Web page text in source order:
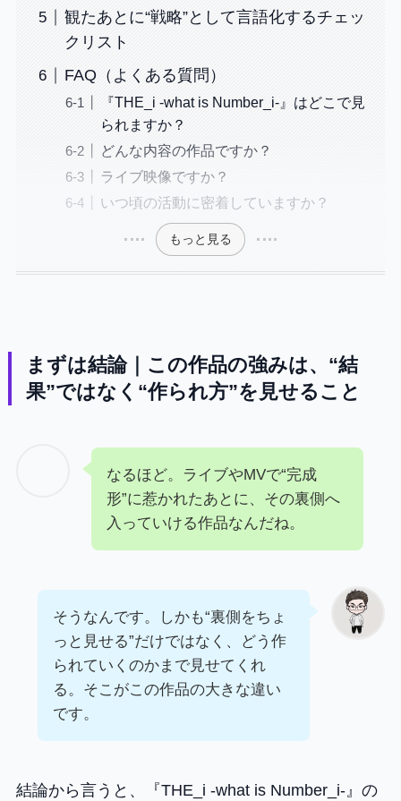
観たあとに“戦略”として言語化するチェッ
クリスト
FAQ（よくある質問）
『THE_i -what is Number_i-』はどこで見
られますか？
どんな内容の作品ですか？
ライブ映像ですか？
いつ頃の活動に密着していますか？
もっと見る
まずは結論｜この作品の強みは、“結
果”ではなく“作られ方”を見せること
なるほど。ライブやMVで“完成
形”に惹かれたあとに、その裏側へ
入っていける作品なんだね。
そうなんです。しかも“裏側をちょ
っと見せる”だけではなく、どう作
られていくのかまで見せてくれ
る。そこがこの作品の大きな違い
です。
結論から言うと、『THE_i -what is Number_i-』の